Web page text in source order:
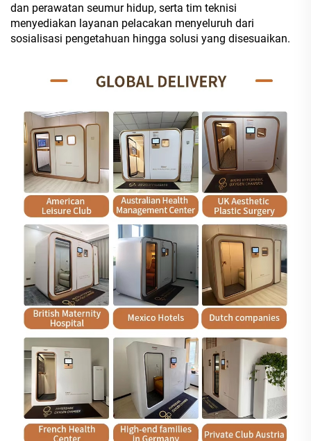
dan perawatan seumur hidup, serta tim teknisi
menyediakan layanan pelacakan menyeluruh dari
sosialisasi pengetahuan hingga solusi yang disesuaikan.